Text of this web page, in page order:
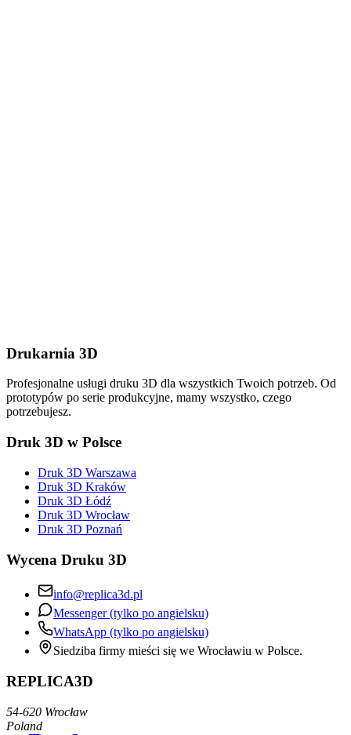
Drukarnia 3D
Profesjonalne usługi druku 3D dla wszystkich Twoich potrzeb. Od
prototypów po serie produkcyjne, mamy wszystko, czego
potrzebujesz.
Druk 3D w Polsce
Druk 3D Warszawa
Druk 3D Kraków
Druk 3D Łódź
Druk 3D Wrocław
Druk 3D Poznań
Wycena Druku 3D
info@replica3d.pl
Messenger (tylko po angielsku)
WhatsApp (tylko po angielsku)
Siedziba firmy mieści się we Wrocławiu w Polsce.
REPLICA3D
54-620 Wrocław
Poland